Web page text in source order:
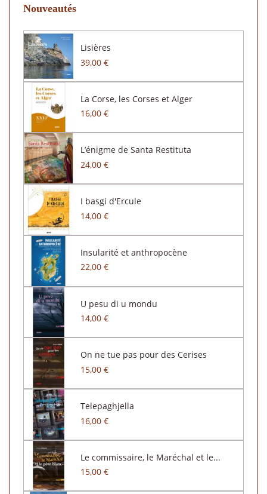
Nouveautés
Lisières
39,00 €
La Corse, les Corses et Alger
16,00 €
L’énigme de Santa Restituta
24,00 €
I basgi d'Ercule
14,00 €
Insularité et anthropocène
22,00 €
U pesu di u mondu
14,00 €
On ne tue pas pour des Cerises
15,00 €
Telepaghjella
16,00 €
Le commissaire, le Maréchal et le...
15,00 €